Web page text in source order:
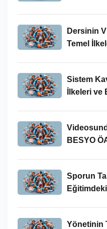
Dersinin
Temel
Sistem
İlkeleri ve
BESYO
Sporun
Yönetinin